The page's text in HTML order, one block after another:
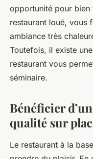
opportunité pour bien
restaurant loué, vous
ambiance très
Toutefois, il existe
restaurant vous
séminaire.
Bénéficier
qualité sur
Le restaurant à la